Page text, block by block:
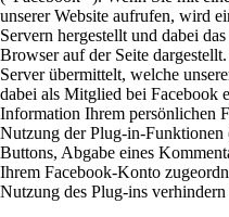
unserer Website aufrufen, wird
Servern hergestellt und dabei
Browser auf der Seite
Server übermittelt, welche
dabei als Mitglied bei Facebook
Information Ihrem persönlichen
Nutzung der Plug-in-
Buttons, Abgabe eines
Ihrem Facebook-Konto
Nutzung des Plug-ins verhindern